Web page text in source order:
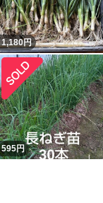
1,180円
595円